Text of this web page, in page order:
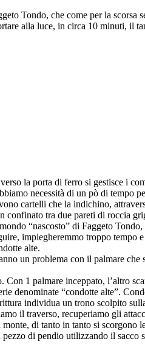
Tondo, che come per la scorsa
alla luce, in circa 10 minuti, il
la porta di ferro si gestisce i
necessità di un pò di tempo
cartelli che la indichino,
tra due pareti di roccia
“nascosto” di Faggeto
impiegheremmo troppo
alte.
un problema con il palmare
1 palmare inceppato, l’altro
denominate “condotte alte”.
individua un trono scolpito
il traverso, recuperiamo gli
di tanto in tanto si
di pendio utilizzando il sacco